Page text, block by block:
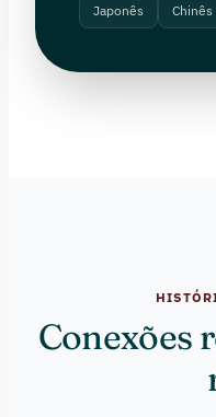
Japonês Chinês
Conexões